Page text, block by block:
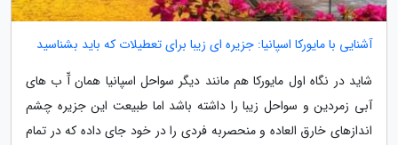
آشنایی با مایورکا اسپانیا: جزیره ای زیبا برای تعطیلات که باید بشناسید
شاید در نگاه اول مایورکا هم مانند دیگر سواحل اسپانیا همان آّ ب های
آبی زمردین و سواحل زیبا را داشته باشد اما طبیعت این جزیره چشم
اندازهای خارق العاده و منحصربه فردی را در خود جای داده که در تمام